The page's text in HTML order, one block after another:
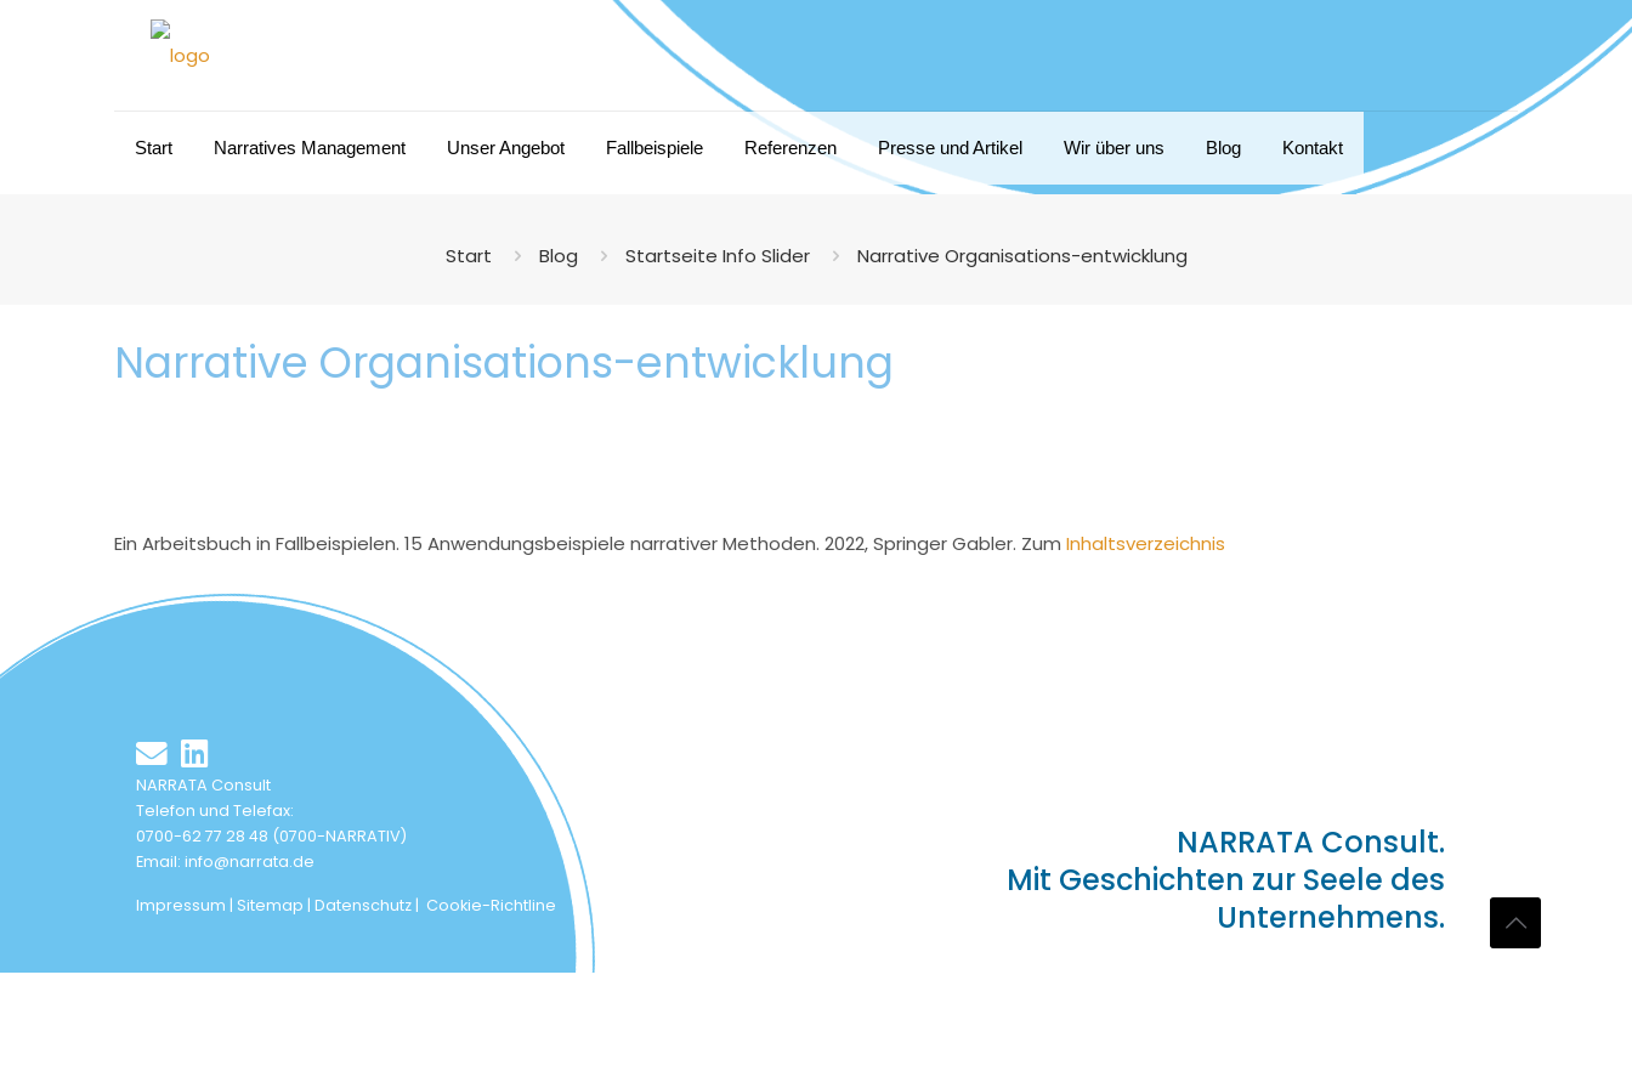
Start Narratives Management Unser Angebot Fallbeispiele Referenzen Presse und Artikel Wir über uns Blog Kontakt
Start Blog Startseite Info Slider Narrative Organisations-entwicklung
Narrative Organisations-entwicklung
Ein Arbeitsbuch in Fallbeispielen. 15 Anwendungsbeispiele narrativer Methoden. 2022, Springer Gabler. Zum Inhaltsverzeichnis
NARRATA Consult
Telefon und Telefax:
0700-62 77 28 48 (0700-NARRATIV)
Email: info@narrata.de
Impressum | Sitemap | Datenschutz | Cookie-Richtline
NARRATA Consult.
Mit Geschichten zur Seele des
Unternehmens.